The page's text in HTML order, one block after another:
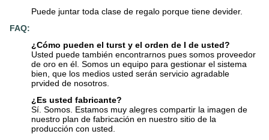
Puede juntar toda clase de regalo porque tiene devider.
FAQ:
¿Cómo pueden el turst y el orden de I de usted?
Usted puede también encontrarnos pues somos proveedor
de oro en él. Somos un equipo para gestionar el sistema
bien, que los medios usted serán servicio agradable
prvided de nosotros.
¿Es usted fabricante?
Sí. Somos. Estamos muy alegres compartir la imagen de
nuestro plan de fabricación en nuestro sitio de la
producción con usted.